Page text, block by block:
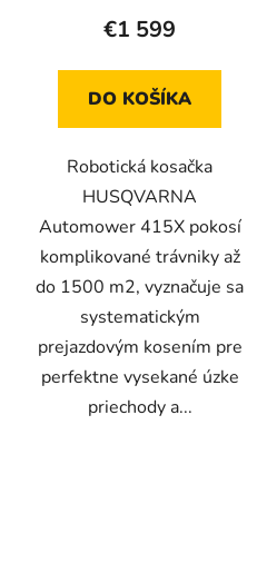
€1 599
DO KOŠÍKA
Robotická kosačka
HUSQVARNA
Automower 415X pokosí
komplikované trávniky až
do 1500 m2, vyznačuje sa
systematickým
prejazdovým kosením pre
perfektne vysekané úzke
priechody a...